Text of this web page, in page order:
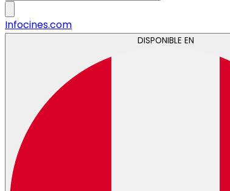
Infocines.com
DISPONIBLE EN